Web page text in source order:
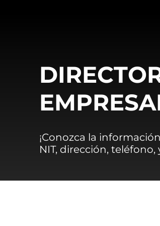
¡Conozca la
NIT, dirección,